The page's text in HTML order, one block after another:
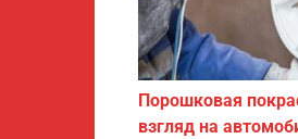
Порошковая
взгляд на